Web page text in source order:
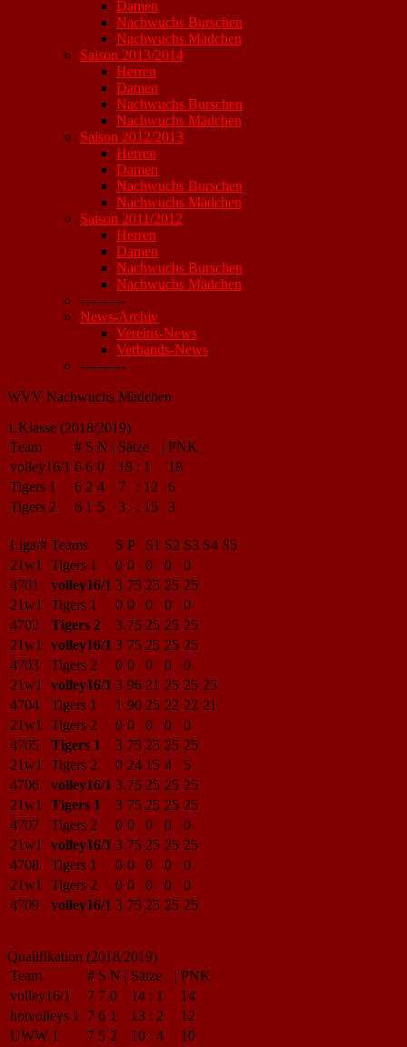
Damen
Nachwuchs Burschen
Nachwuchs Mädchen
Saison 2013/2014
Herren
Damen
Nachwuchs Burschen
Nachwuchs Mädchen
Saison 2012/2013
Herren
Damen
Nachwuchs Burschen
Nachwuchs Mädchen
Saison 2011/2012
Herren
Damen
Nachwuchs Burschen
Nachwuchs Mädchen
----------
News-Archiv
Vereins-News
Verbands-News
----------
WVV Nachwuchs Mädchen
1.Klasse (2018/2019)
Team
# S N | Sätze | PNK
volley16/1 6 6 0 18 : 1
18
Tigers 1
6 2 4 7 : 12
6
Tigers 2
6 1 5 3 : 15 3
Liga/# Teams S P S1 S2 S3 S4 S5
21w1
Tigers 1 0 0 0 0
0
4701
volley16/1 3 75 25 25 25
21w1
Tigers 1 0 0 0 0
0
4702
Tigers 2 3 75 25 25 25
21w1
volley16/1 3 75 25 25 25
4703
Tigers 2 0 0 0 0
0
21w1
volley16/1 3 96 21 25 25 25
4704
Tigers 1 1 90 25 22 22 21
21w1
Tigers 2 0 0 0 0
0
4705
Tigers 1 3 75 25 25 25
21w1
Tigers 2 0 24 15 4
5
4706
volley16/1 3 75 25 25 25
21w1
Tigers 1 3 75 25 25 25
4707
Tigers 2 0 0 0 0
0
21w1
volley16/1 3 75 25 25 25
4708
Tigers 1 0 0 0 0
0
21w1
Tigers 2 0 0 0 0
0
4709
volley16/1 3 75 25 25 25
Qualifikation (2018/2019)
Team
# S N | Sätze | PNK
volley16/1
7 7 0 14 : 1
14
hotvolleys 1
7 6 1 13 : 2
12
UWW 1
7 5 2 10 : 4 10